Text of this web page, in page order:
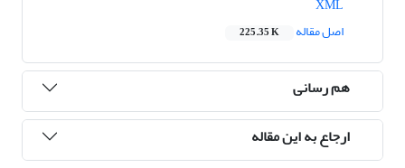
اصل مقاله
225.35 K
هم رسانی
ارجاع به این مقاله